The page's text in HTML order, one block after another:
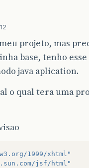
projeto, mas
base, tenho
java aplication.
o qual tera uma
1999/xhtml"
jsf/html"